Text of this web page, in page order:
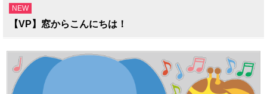
NEW
【VP】窓からこんにちは！